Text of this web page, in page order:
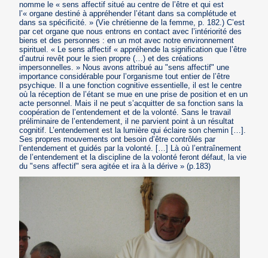
nomme le « sens affectif situé au centre de l’être et qui est
l’« organe destiné à appréhender l’étant dans sa complétude et
dans sa spécificité. » (Vie chrétienne de la femme, p. 182.) C’est
par cet organe que nous entrons en contact avec l’intériorité des
biens et des personnes : en un mot avec notre environnement
spirituel. « Le sens affectif « appréhende la signification que l’être
d’autrui revêt pour le sien propre (…) et des créations
impersonnelles. » Nous avons attribué au "sens affectif" une
importance considérable pour l’organisme tout entier de l’être
psychique. Il a une fonction cognitive essentielle, il est le centre
où la réception de l’étant se mue en une prise de position et en un
acte personnel. Mais il ne peut s’acquitter de sa fonction sans la
coopération de l’entendement et de la volonté. Sans le travail
préliminaire de l’entendement, il ne parvient point à un résultat
cognitif. L’entendement est la lumière qui éclaire son chemin […].
Ses propres mouvements ont besoin d’être contrôlés par
l’entendement et guidés par la volonté. […] Là où l’entraînement
de l’entendement et la discipline de la volonté feront défaut, la vie
du "sens affectif" sera agitée et ira à la dérive » (p.183)